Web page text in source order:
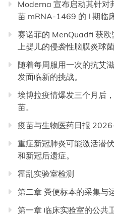
Moderna 宣布启动其针对
苗 mRNA-1469 的 I 期临
赛诺菲的 MenQuadfi 获
上婴儿的侵袭性脑膜炎球
随着每周服用一次的抗艾
发面临新的挑战。
埃博拉疫情爆发三个月后
苗。
疫苗与生物医药日报
重症新冠肺炎可能激活潜
和新冠后遗症。
霍乱实验室检测
第二章 粪便标本的采集与
第一章 临床实验室的公共